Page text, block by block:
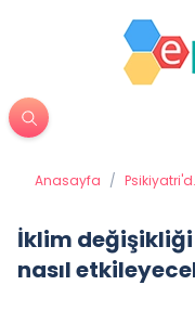
Anasayfa /
İklim
nasıl